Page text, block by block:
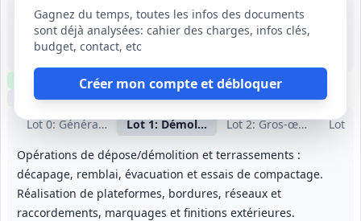
Gagnez du temps, toutes les infos des documents
sont déjà analysées: cahier des charges, infos clés,
budget, contact, etc
Créer mon compte et débloquer
Lot0: Généralités techniques
Lot1: Démolition, dépose et VRD
Lot2: Gros‑œuvre etLot
Opérations de dépose/démolition et terrassements :
décapage, remblai, évacuation et essais de compactage.
Réalisation de plateformes, bordures, réseaux et
raccordements, marquages et finitions extérieures.
13 août 2026
Mamoudzou (976)
26 mois (dont 2 mois de préparation)
Clause environnementale Clause sociale Visite
Échantillonsoptionnels